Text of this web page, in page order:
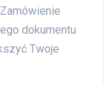
dokumentu
Twoje